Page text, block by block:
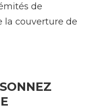
de
la couverture de